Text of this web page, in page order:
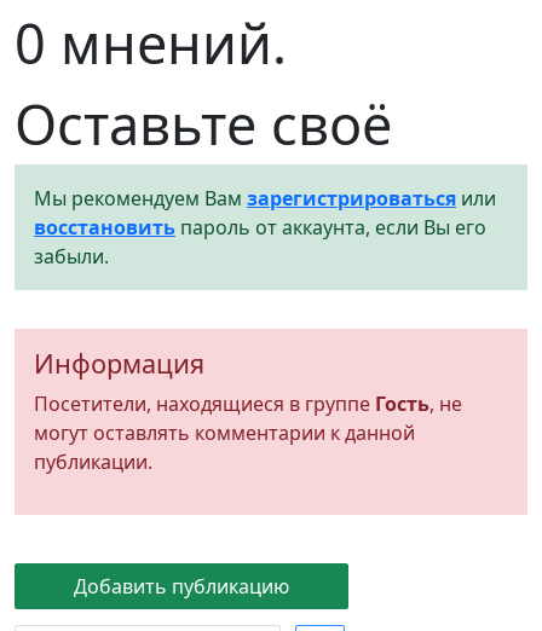
Добавить публикацию
0 мнений.
Оставьте своё
Мы рекомендуем Вам зарегистрироваться или
восстановить пароль от аккаунта, если Вы его
забыли.
Информация
Посетители, находящиеся в группе Гость, не
могут оставлять комментарии к данной
публикации.